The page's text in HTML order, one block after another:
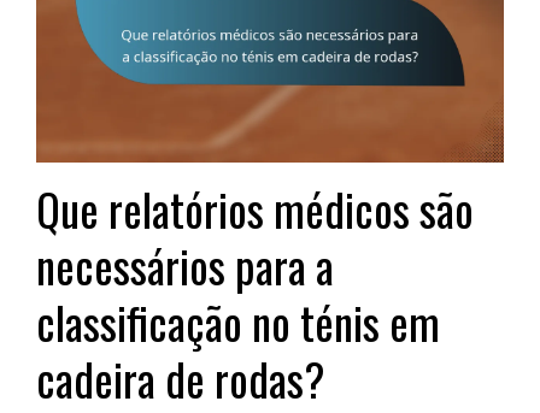
Que relatórios médicos são
necessários para a
classificação no ténis em
cadeira de rodas?